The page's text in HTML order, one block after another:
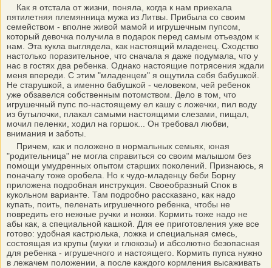
Как я отстала от жизни, поняла, когда к нам приехала
пятилетняя племянница мужа из Литвы. Прибыла со своим
семейством - вполне живой мамой и игрушечным пупсом,
который девочка получила в подарок перед самым отъездом к
нам. Эта кукла выглядела, как настоящий младенец. Сходство
настолько поразительное, что сначала я даже подумала, что у
нас в гостях два ребенка. Однако настоящие потрясения ждали
меня впереди. С этим "младенцем" я ощутила себя бабушкой.
Не старушкой, а именно бабушкой - человеком, чей ребенок
уже обзавелся собственным потомством. Дело в том, что
игрушечный пупс по-настоящему ел кашу с ложечки, пил воду
из бутылочки, плакал самыми настоящими слезами, пищал,
мочил пеленки, ходил на горшок... Он требовал любви,
внимания и заботы.
Причем, как и положено в нормальных семьях, юная
"родительница" не могла справиться со своим малышом без
помощи умудренных опытом старших поколений. Признаюсь, я
поначалу тоже оробела. Но к чудо-младенцу беби Борну
приложена подробная инструкция. Своеобразный Спок в
кукольном варианте. Там подробно рассказано, как надо
купать, поить, пеленать игрушечного ребенка, чтобы не
повредить его нежные ручки и ножки. Кормить тоже надо не
абы как, а специальной кашкой. Для ее приготовления уже все
готово: удобная кастрюлька, ложка и специальная смесь,
состоящая из крупы (муки и глюкозы) и абсолютно безопасная
для ребенка - игрушечного и настоящего. Кормить пупса нужно
в лежачем положении, а после каждого кормления высаживать